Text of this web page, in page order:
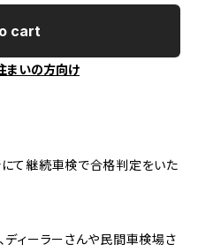
cart
まいの方向け
て継続車検で合格判定をいた
ィーラーさんや民間車検場さ